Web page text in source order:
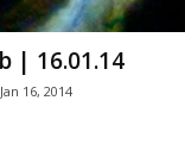
| 16.01.14
Jan 16, 2014